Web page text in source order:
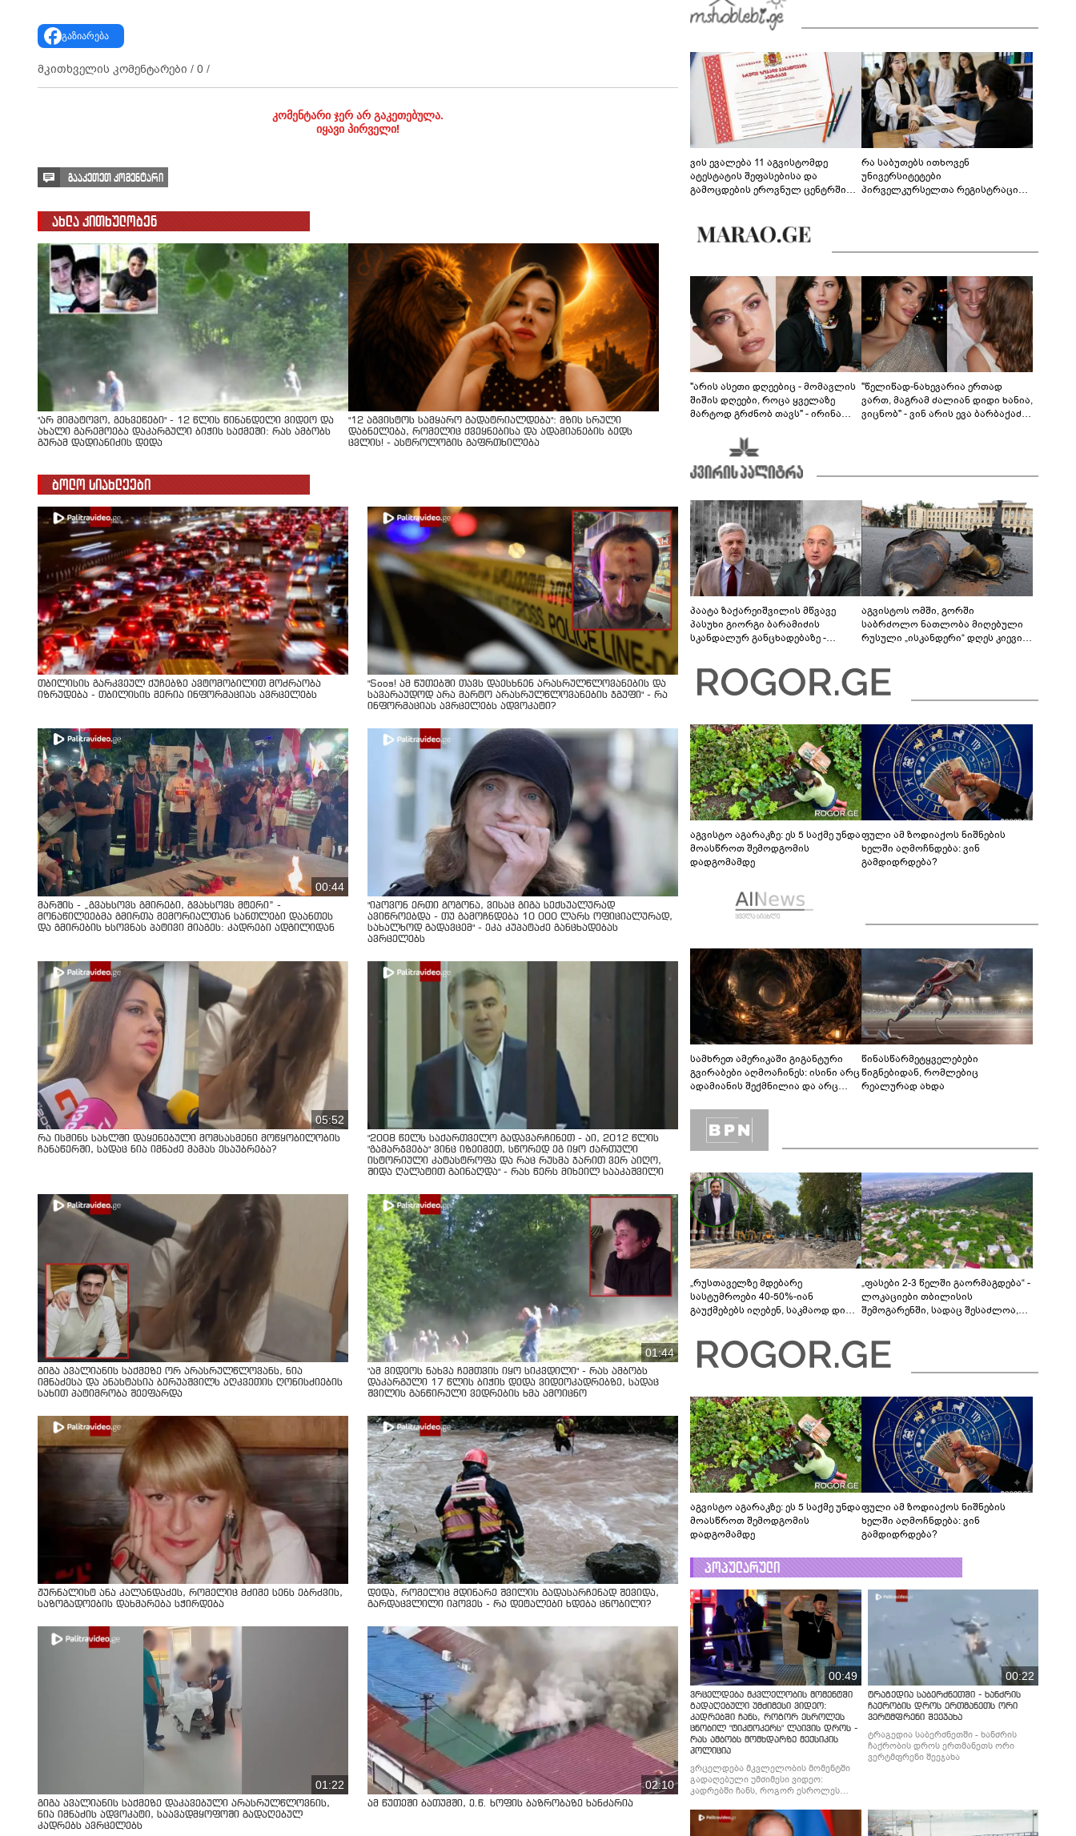
გაზიარება
მკითხველის კომენტარები / 0 /
კომენტარი ჯერ არ გაკეთებულა.
იყავი პირველი!
გააკეთეთ კომენტარი
ახლა კითხულობენ
"არ მიმატოვო, გეხვეწები" - 12 წლის წინანდელი ვიდეო და
ახალი გარემოება დაკარგული ბიჭის საქმეში: რას ამბობს
გურამ დადიანიძის დედა
"12 აგვისტოს სამყარო გადატრიალდება": მზის სრული
დაბნელება, რომელიც ქვეყნებისა და ადამიანების ბედს
ცვლის! - ასტროლოგის გაფრთხილება
ბოლო სიახლეები
თბილისის გარკვეულ ქუჩებზე ავტომობილით მოძრაობა
იზრუდება - თბილისის მერია ინფორმაციას ავრცელებს
"Soos! ამ წუთებში თავს დაესხნენ არასრულწლოვანების და
სავარაუდოდ არა მარტო არასრულწლოვანების ჯგუფი" - რა
ინფორმაციას ავრცელებს ადვოკატი?
00:44
მარშის - „გვახსოვს გმირები, გვახსოვს მტერი” -
მონაწილეებმა გმირთა მემორიალთან სანთლები დაანთეს
და გმირების ხსოვნას პატივი მიაგეს: კადრები ადგილიდან
"იპოვონ ერთი გოგონა, ვისაც გიგა სექსუალურად
ავიწროებდა - თუ გამოჩნდება 10 000 ლარს ოფიციალურად,
სახალხოდ გადავცემ" - ეკა კუპატაძე განცხადებას
ავრცელებს
05:52
რა ისმინს სახლში დაყენებული მომსასმენი მოწყობილობის
ჩანაწერში, სადაც ნია იმნაძე მამას ესაუბრება?
"2008 წელს საქართველო გადავარჩინეთ - აი, 2012 წლის
"გამარჯვება" ვინც იზეიმეთ, სწორედ ეგ იყო ქართული
ისტორიული კატასტროფა და რაც რუსმა ჯარით ვერ აიღო,
შიდა ღალატით გაინაღდა" - რას წერს მიხეილ სააკაშვილი
გიგა ავალიანის საქმეზე ორ არასრულწლოვანს, ნია
იმნაძესა და ანასტასია ბერუაშვილს აღკვეთის ღონისძიების
სახით პატიმრობა შეეფარდა
01:44
"ამ ვიდეოს ნახვა ჩემთვის იყო სიკვდილი" - რას ამბობს
დაკარგული 17 წლის ბიჭის დედა ვიდეოკადრებზე, სადაც
შვილის განწირული ვედრების ხმა ამოიცნო
ჟურნალისტ ანა კალანდაძეს, რომელიც მძიმე სენს ებრძვის,
საზოგადოების დახმარება სჭირდება
დედა, რომელიც მდინარე შვილის გადასარჩენად შევიდა,
გარდაცვლილი იპოვეს - რა დეტალები ხდება ცნობილი?
01:22
გიგა ავალიანის საქმეზე დაკავებული არასრულწლოვნის,
ნია იმნაძის ადვოკატი, საავადმყოფოში გადაღებულ
კადრებს ავრცელებს
02:10
ამ წუთეში ბათუმში, ე.წ. ხოფის ბაზრობაზე ხანძარია
ვის ევალება 11 აგვისტომდე
ატესტატის შეფასებისა და
გამოცდების ეროვნულ ცენტრში
რა საბუთებს ითხოვენ
უნივერსიტეტები
პირველკურსელთა რეგისტრაციის
"არის ასეთი დღეებიც - მომავლის
შიშის დღეები, როცა ყველაზე
მარტოდ გრძნობ თავს" - ირინა
"წელიწად-ნახევარია ერთად
ვართ, მაგრამ ძალიან დიდი ხანია,
ვიცნობ" - ვინ არის ევა ბარბაქაძის
პაატა ზაქარეიშვილის მწვავე
პასუხი გიორგი ბარამიძის
სკანდალურ განცხადებაზე -
გადმოვასვენე... ბარამიძე კი
ტყუის"
აგვისტოს ომში, გორში
საბრძოლო ნათლობა მიღებული
რუსული „ისკანდერი“ დღეს კიევის
აგვისტო აგარაკზე: ეს 5 საქმე უნდა
მოასწროთ შემოდგომის
დადგომამდე
ფული ამ ზოდიაქოს ნიშნების
ხელში აღმოჩნდება: ვინ
გამდიდრდება?
სამხრეთ ამერიკაში გიგანტური
გვირაბები აღმოაჩინეს: ისინი არც
ადამიანის შექმნილია და არც
ლაბირინთები?
წინასწარმეტყველებები
წიგნებიდან, რომლებიც
რეალურად ახდა
„რუსთაველზე მდებარე
სასტუმროები 40-50%-იან
გაუქმებებს იღებენ, საკმაოდ დიდი
შეხვდებოდა“
„ფასები 2-3 წელში გაორმაგდება“ -
ლოკაციები თბილისის
შემოგარენში, სადაც შესაძლოა,
აგვისტო აგარაკზე: ეს 5 საქმე უნდა
მოასწროთ შემოდგომის
დადგომამდე
ფული ამ ზოდიაქოს ნიშნების
ხელში აღმოჩნდება: ვინ
გამდიდრდება?
პოპულარული
00:49
ვრცელდება მკვლელობის მომენტში
გადაღებული უმძიმესი ვიდეო:
კადრებში ჩანს, როგორ ესროლეს
ცნობილ "ტიკტოკერს" ლაივის დროს -
რას ამბობს მომხდარზე მექსიკის
პოლიცია
ვრცელდება მკვლელობის მომენტში
გადაღებული უმძიმესი ვიდეო:
კადრებში ჩანს, როგორ ესროლეს
რას ამბობს მომხდარზე მექსიკის
პოლიცია
00:22
ტრაგედია საბერძნეთში - ხანძრის
ჩაქრობის დროს ერთმანეთს ორი
ვერტმფრენი შეეჯახა
ტრაგედია საბერძნეთში - ხანძრის
ჩაქრობის დროს ერთმანეთს ორი
ვერტმფრენი შეეჯახა